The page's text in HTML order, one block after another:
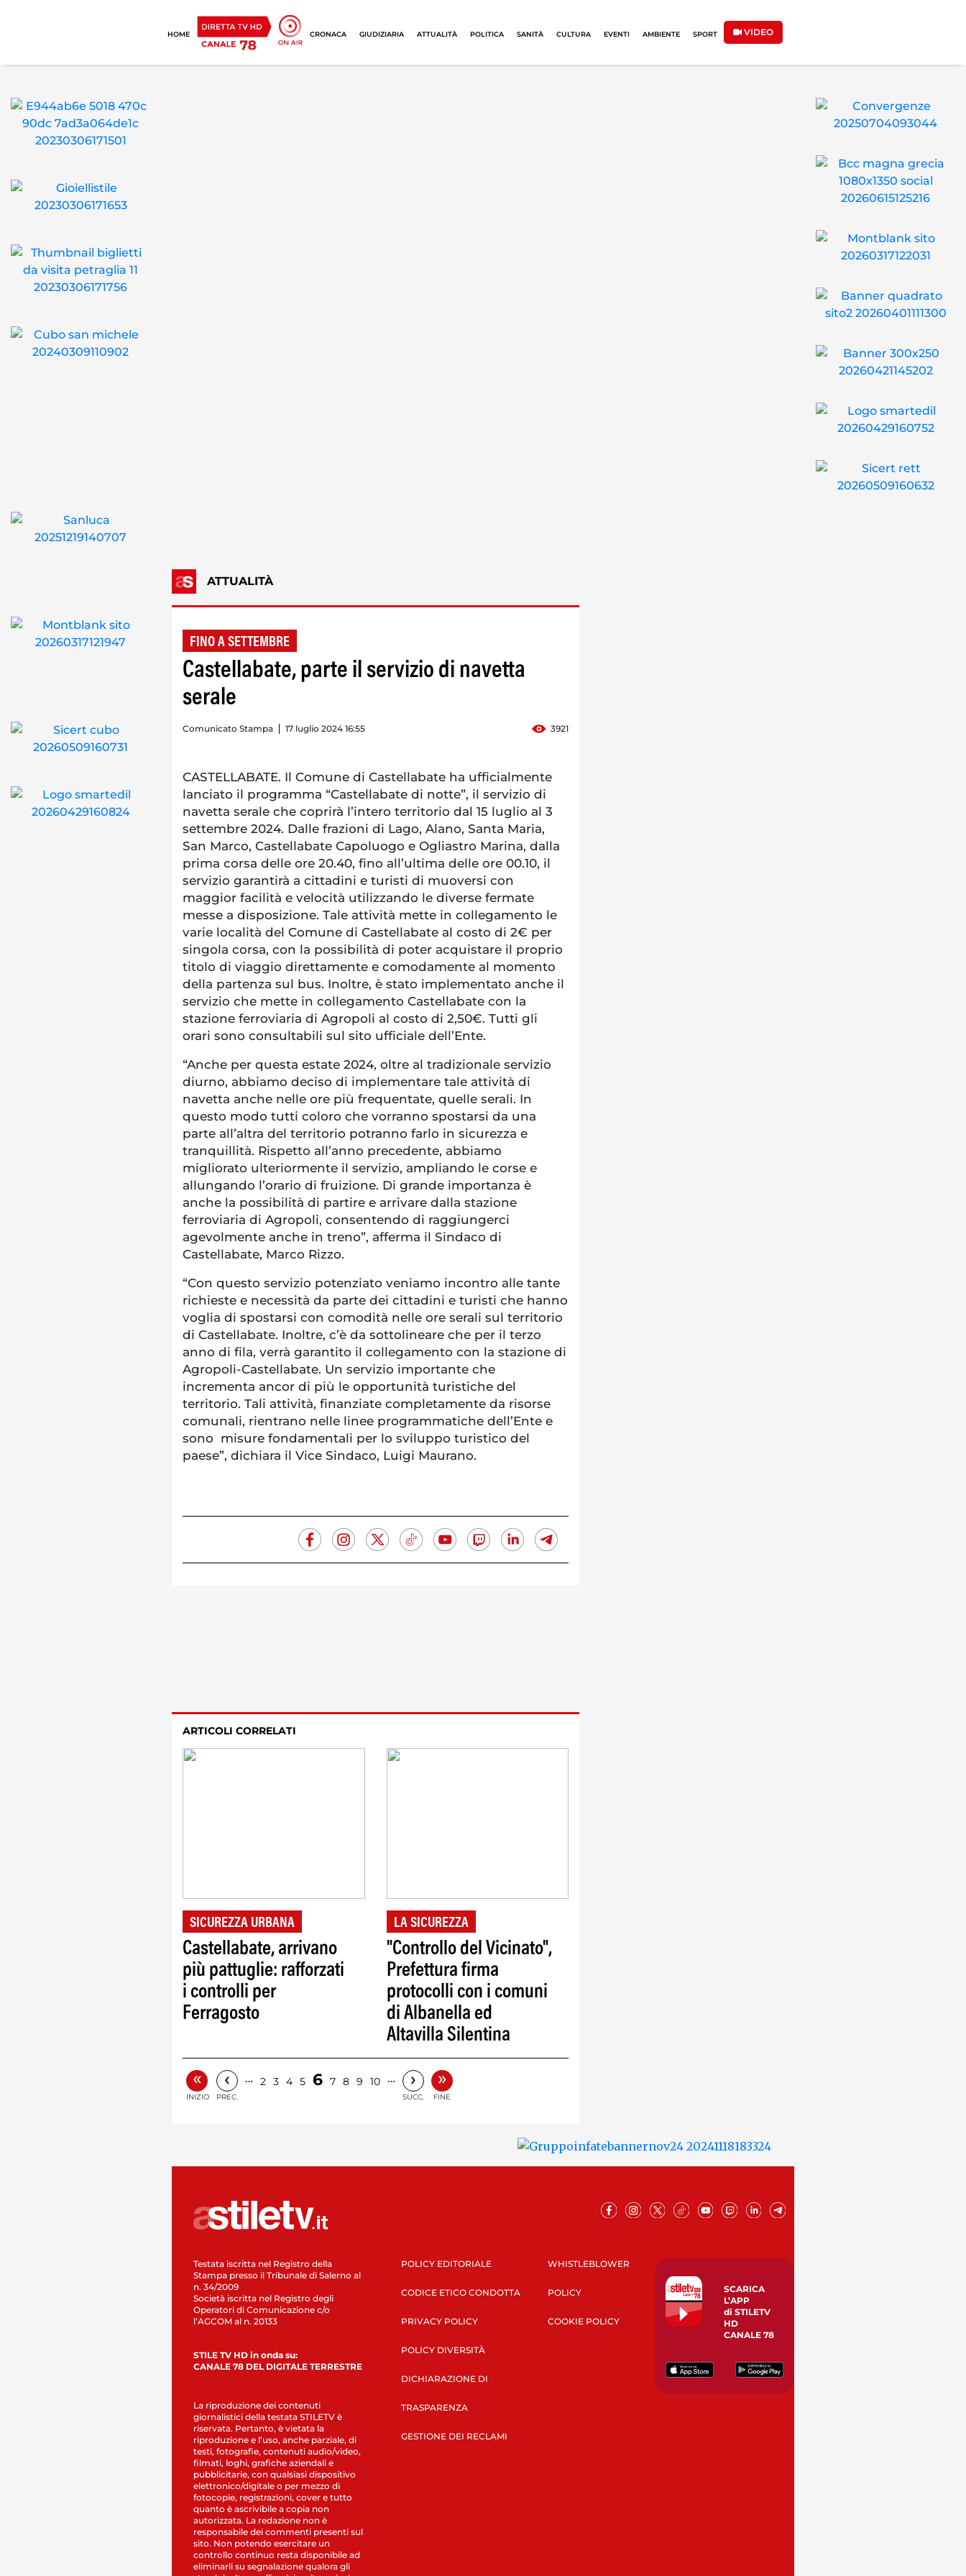
HOME CRONACA GIUDIZIARIA ATTUALITÀ POLITICA SANITÀ CULTURA EVENTI AMBIENTE SPORT VIDEO
ATTUALITÀ
FINO A SETTEMBRE
Castellabate, parte il servizio di navetta
serale
Comunicato Stampa 17 luglio 2024 16:55 3921
CASTELLABATE. Il Comune di Castellabate ha ufficialmente
lanciato il programma “Castellabate di notte”, il servizio di
navetta serale che coprirà l’intero territorio dal 15 luglio al 3
settembre 2024. Dalle frazioni di Lago, Alano, Santa Maria,
San Marco, Castellabate Capoluogo e Ogliastro Marina, dalla
prima corsa delle ore 20.40, fino all’ultima delle ore 00.10, il
servizio garantirà a cittadini e turisti di muoversi con
maggior facilità e velocità utilizzando le diverse fermate
messe a disposizione. Tale attività mette in collegamento le
varie località del Comune di Castellabate al costo di 2€ per
singola corsa, con la possibilità di poter acquistare il proprio
titolo di viaggio direttamente e comodamente al momento
della partenza sul bus. Inoltre, è stato implementato anche il
servizio che mette in collegamento Castellabate con la
stazione ferroviaria di Agropoli al costo di 2,50€. Tutti gli
orari sono consultabili sul sito ufficiale dell’Ente.
“Anche per questa estate 2024, oltre al tradizionale servizio
diurno, abbiamo deciso di implementare tale attività di
navetta anche nelle ore più frequentate, quelle serali. In
questo modo tutti coloro che vorranno spostarsi da una
parte all’altra del territorio potranno farlo in sicurezza e
tranquillità. Rispetto all’anno precedente, abbiamo
migliorato ulteriormente il servizio, ampliando le corse e
allungando l’orario di fruizione. Di grande importanza è
anche la possibilità di partire e arrivare dalla stazione
ferroviaria di Agropoli, consentendo di raggiungerci
agevolmente anche in treno”, afferma il Sindaco di
Castellabate, Marco Rizzo.
“Con questo servizio potenziato veniamo incontro alle tante
richieste e necessità da parte dei cittadini e turisti che hanno
voglia di spostarsi con comodità nelle ore serali sul territorio
di Castellabate. Inoltre, c’è da sottolineare che per il terzo
anno di fila, verrà garantito il collegamento con la stazione di
Agropoli-Castellabate. Un servizio importante che
incrementa ancor di più le opportunità turistiche del
territorio. Tali attività, finanziate completamente da risorse
comunali, rientrano nelle linee programmatiche dell’Ente e
sono misure fondamentali per lo sviluppo turistico del
paese”, dichiara il Vice Sindaco, Luigi Maurano.
ARTICOLI CORRELATI
SICUREZZA URBANA
Castellabate, arrivano
più pattuglie: rafforzati
i controlli per
Ferragosto
LA SICUREZZA
"Controllo del Vicinato",
Prefettura firma
protocolli con i comuni
di Albanella ed
Altavilla Silentina
«
INIZIO
‹
PREC.
… 2 3 4 5 6 7 8 9 10 … ›
SUCC.
»
FINE
Testata iscritta nel Registro della
Stampa presso il Tribunale di Salerno al
n. 34/2009
Società iscritta nel Registro degli
Operatori di Comunicazione c/o
l’AGCOM al n. 20133
STILE TV HD in onda su:
CANALE 78 DEL DIGITALE TERRESTRE
La riproduzione dei contenuti
giornalistici della testata STILETV è
riservata. Pertanto, è vietata la
riproduzione e l’uso, anche parziale, di
testi, fotografie, contenuti audio/video,
filmati, loghi, grafiche aziendali e
pubblicitarie, con qualsiasi dispositivo
elettronico/digitale o per mezzo di
fotocopie, registrazioni, cover e tutto
quanto è ascrivibile a copia non
autorizzata. La redazione non è
responsabile dei commenti presenti sul
sito. Non potendo esercitare un
controllo continuo resta disponibile ad
eliminarli su segnalazione qualora gli
POLICY EDITORIALE
CODICE ETICO CONDOTTA
PRIVACY POLICY
POLICY DIVERSITÀ
DICHIARAZIONE DI
TRASPARENZA
GESTIONE DEI RECLAMI
WHISTLEBLOWER
POLICY
COOKIE POLICY
SCARICA
L’APP
di STILETV
HD
CANALE 78